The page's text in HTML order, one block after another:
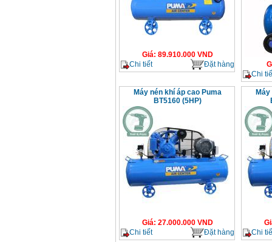
Giá: 89.910.000 VND
Chi tiết
Đặt hàng
Chi
Máy nén khí áp cao Puma
BT5160 (5HP)
Giá: 27.000.000 VND
Chi tiết
Đặt hàng
Chi